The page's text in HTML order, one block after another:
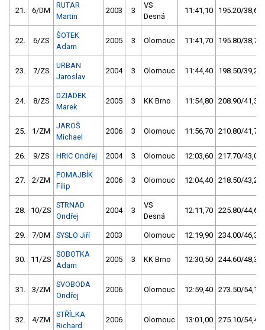
21. 6/DM
RUTAR
Martin
2003 3
VS
Desná
11:41,10 195.20/38,6
22. 6/ZS
ŠOTEK
Adam
2005 3 Olomouc 11:41,70 195.80/38,7
23. 7/ZS
URBAN
Jaroslav
2004 3 Olomouc 11:44,40 198.50/39,2
24. 8/ZS
DZIADEK
Marek
2005 3 KK Brno 11:54,80 208.90/41,3
25. 1/ZM
JAROŠ
Michael
2006 3 Olomouc 11:56,70 210.80/41,7
26. 9/ZS HRIC Ondřej 2004 3 Olomouc 12:03,60 217.70/43,0
27. 2/ZM
POMAJBÍK
Filip
2006 3 Olomouc 12:04,40 218.50/43,2
28. 10/ZS
STRNAD
Ondřej
2004 3
VS
Desná
12:11,70 225.80/44,6
29. 7/DM SYSLO Jiří 2003 Olomouc 12:19,90 234.00/46,3
30. 11/ZS
SOBOTKA
Adam
2005 3 KK Brno 12:30,50 244.60/48,3
31. 3/ZM
SVOBODA
Ondřej
2006 Olomouc 12:59,40 273.50/54,1
32. 4/ZM
STŘÍLKA
Richard
2006 Olomouc 13:01,00 275.10/54,4